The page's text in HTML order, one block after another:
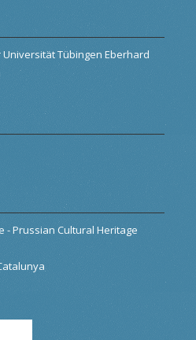
Tübingen Eberhard
- Prussian Cultural Heritage